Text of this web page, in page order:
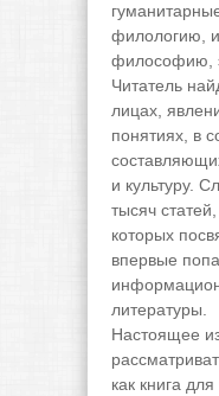
филологию,
философию,
Читатель
лицах,
понятиях, в
и культуру.
тысяч
которых
впервые
литературы.
Настоящее
как книга